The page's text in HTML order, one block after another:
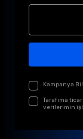
Kampanya
Tarafıma
verilerimin